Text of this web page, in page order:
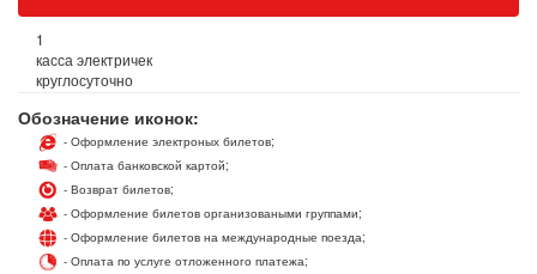
1
касса электричек
круглосуточно
Обозначение иконок:
- Оформление электроных билетов;
- Оплата банковской картой;
- Возврат билетов;
- Оформление билетов организоваными группами;
- Оформление билетов на международные поезда;
- Оплата по услуге отложенного платежа;